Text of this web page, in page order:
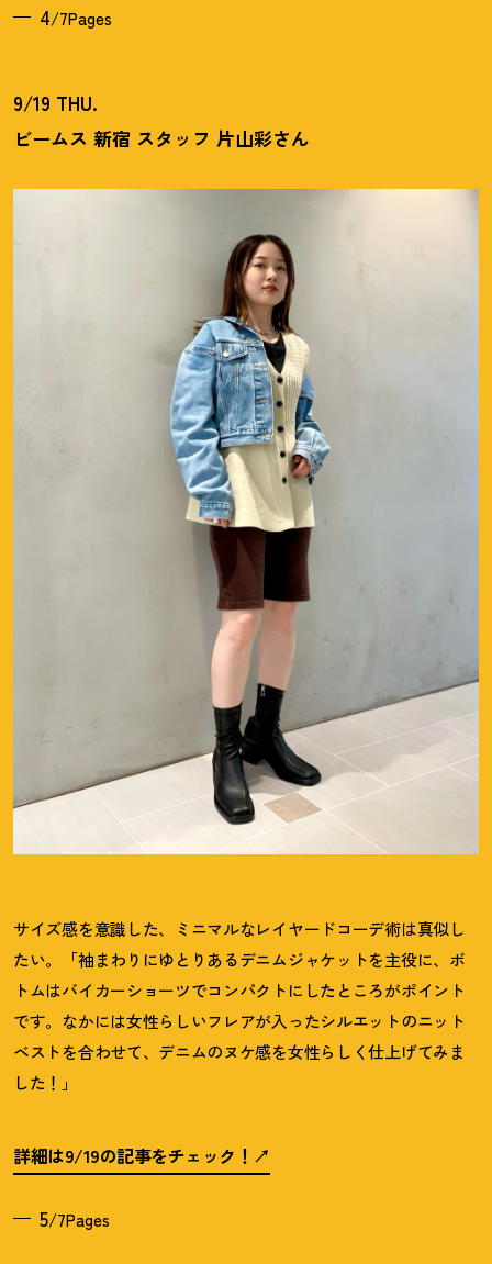
4/7Pages
9/19 THU.
ビームス 新宿 スタッフ 片山彩さん
サイズ感を意識した、ミニマルなレイヤードコーデ術は真似し
たい。「袖まわりにゆとりあるデニムジャケットを主役に、ボ
トムはバイカーショーツでコンパクトにしたところがポイント
です。なかには女性らしいフレアが入ったシルエットのニット
ベストを合わせて、デニムのヌケ感を女性らしく仕上げてみま
した ！ 」
詳細は9/19の記事をチェック ！
5/7Pages